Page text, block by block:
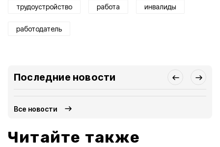
трудоустройство работа инвалиды
работодатель
Последние новости
Все новости
Читайте также